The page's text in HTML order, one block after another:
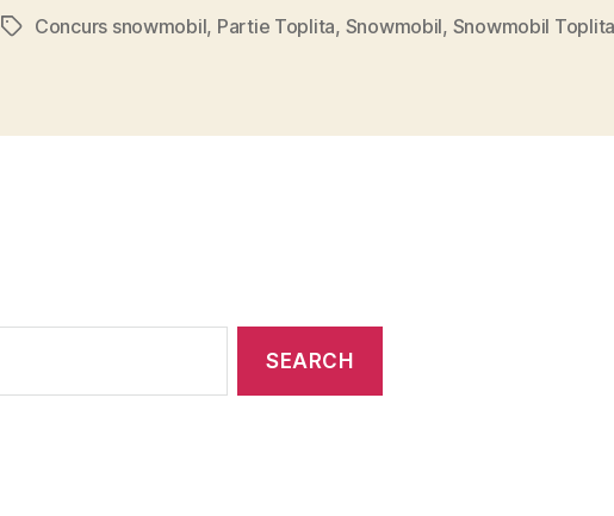
TagsConcurs snowmobil, Partie Toplita, Snowmobil, Snowmobil Toplita